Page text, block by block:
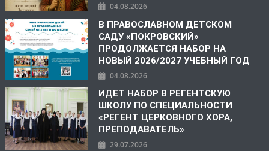
04.08.2026
В ПРАВОСЛАВНОМ ДЕТСКОМ
САДУ «ПОКРОВСКИЙ»
ПРОДОЛЖАЕТСЯ НАБОР НА
НОВЫЙ 2026/2027 УЧЕБНЫЙ ГОД
04.08.2026
ИДЕТ НАБОР В РЕГЕНТСКУЮ
ШКОЛУ ПО СПЕЦИАЛЬНОСТИ
«РЕГЕНТ ЦЕРКОВНОГО ХОРА,
ПРЕПОДАВАТЕЛЬ»
29.07.2026